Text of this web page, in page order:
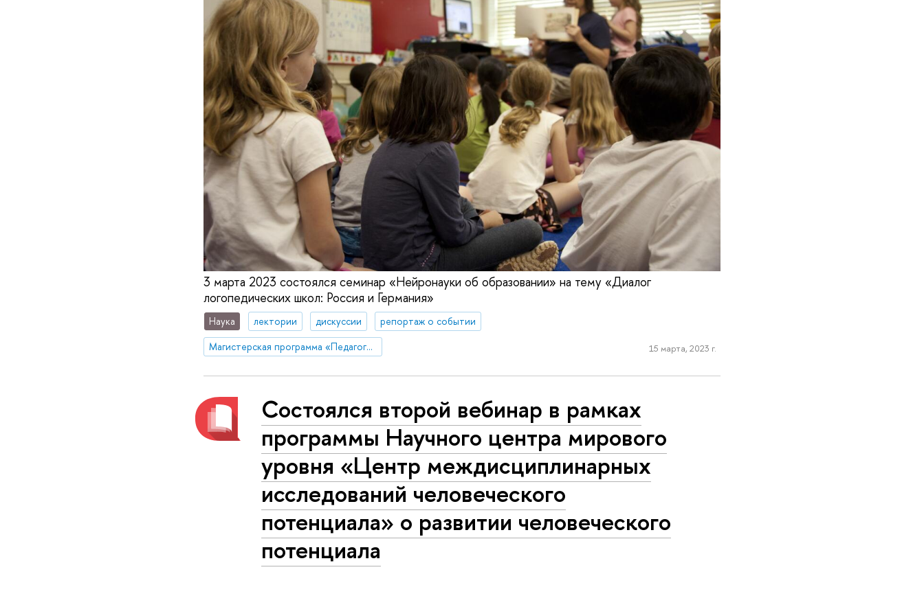
3 марта 2023 состоялся семинар «Нейронауки об образовании» на тему «Диалог
логопедических школ: Россия и Германия»
Наука лектории дискуссии
репортаж о событии
Магистерская программа «Педагогическое образование»
15 марта, 2023 г.
Состоялся второй вебинар в рамках
программы Научного центра мирового
уровня «Центр междисциплинарных
исследований человеческого
потенциала» о развитии человеческого
потенциала